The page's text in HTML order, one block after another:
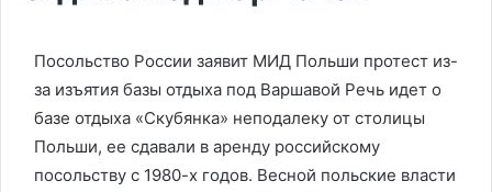
Посольство России заявит МИД Польши протест из-
за изъятия базы отдыха под Варшавой Речь идет о
базе отдыха «Скубянка» неподалеку от столицы
Польши, ее сдавали в аренду российскому
посольству с 1980-х годов. Весной польские власти